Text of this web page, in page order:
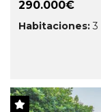
290.000€
Habitaciones: 3